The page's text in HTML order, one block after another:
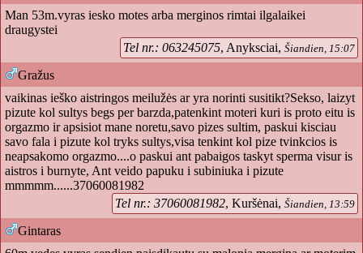
Man 53m.vyras iesko motes arba merginos rimtai ilgalaikei
draugystei
Tel nr.: 063245075, Anyksciai, Šiandien, 15:07
Gražus
vaikinas ieško aistringos meilužės ar yra norinti susitikt?Sekso, laizyt
pizute kol sultys begs per barzda,patenkint moteri kuri is proto eitu is
orgazmo ir apsisiot mane noretu,savo pizes sultim, paskui kisciau
savo fala i pizute kol tryks sultys,visa tenkint kol pize tvinkcios is
neapsakomo orgazmo....o paskui ant pabaigos taskyt sperma visur is
aistros i burnyte, Ant veido papuku i subiniuka i pizute
mmmmm......37060081982
Tel nr.: 37060081982, Kuršėnai, Šiandien, 13:59
Gintaras